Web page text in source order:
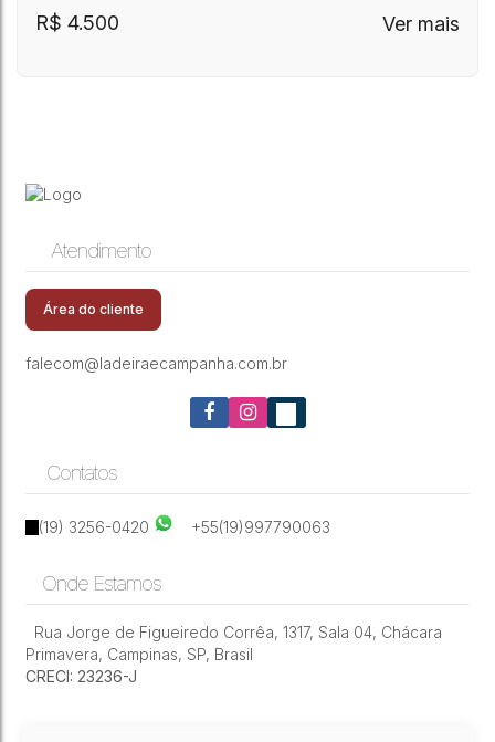
Casa à venda ou locação comercial
/Residencial-Guanabara-Cônego Nery
R$ 4.500
CEP: 13073-180
,Campinas,São Paulo,Brasil
Atendimento
Área do cliente
falecom@ladeiraecampanha.com.br
Contatos
(19) 3256-0420 +55(19)997790063
Onde Estamos
Rua Jorge de Figueiredo Corrêa, 1317, Sala 04, Chácara
Primavera, Campinas, SP, Brasil
CRECI: 23236-J